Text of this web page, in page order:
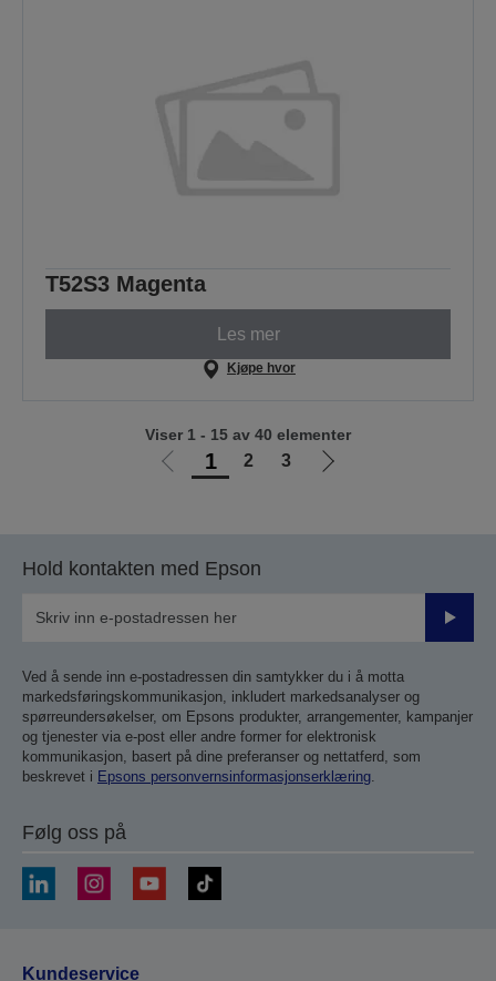
T52S3 Magenta
Les mer
Kjøpe hvor
Gå
1 2 3
Gå
Viser 1 - 15 av 40 elementer
Hold kontakten med Epson
Send
Ved å sende inn e-postadressen din samtykker du i å motta
markedsføringskommunikasjon, inkludert markedsanalyser og
spørreundersøkelser, om Epsons produkter, arrangementer, kampanjer
og tjenester via e-post eller andre former for elektronisk
kommunikasjon, basert på dine preferanser og nettatferd, som
beskrevet i Epsons personvernsinformasjonserklæring.
Følg oss på
Kundeservice